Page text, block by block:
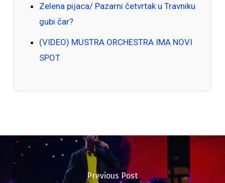
Zelena pijaca/ Pazarni četvrtak u Travniku
gubi čar?
(VIDEO) MUSTRA ORCHESTRA IMA NOVI
SPOT
Previous Post